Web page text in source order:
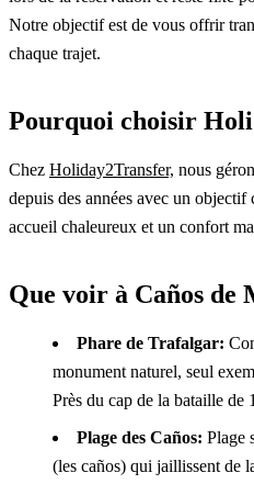
Notre objectif est de vous offrir
chaque trajet.
Pourquoi choisir
Chez Holiday2Transfer, nous
depuis des années avec un
accueil chaleureux et un confort
Que voir à Caños de
Phare de Trafalgar:
monument naturel, seul
Près du cap de la bataille de
Plage des Caños: Plage
(les caños) qui jaillissent de